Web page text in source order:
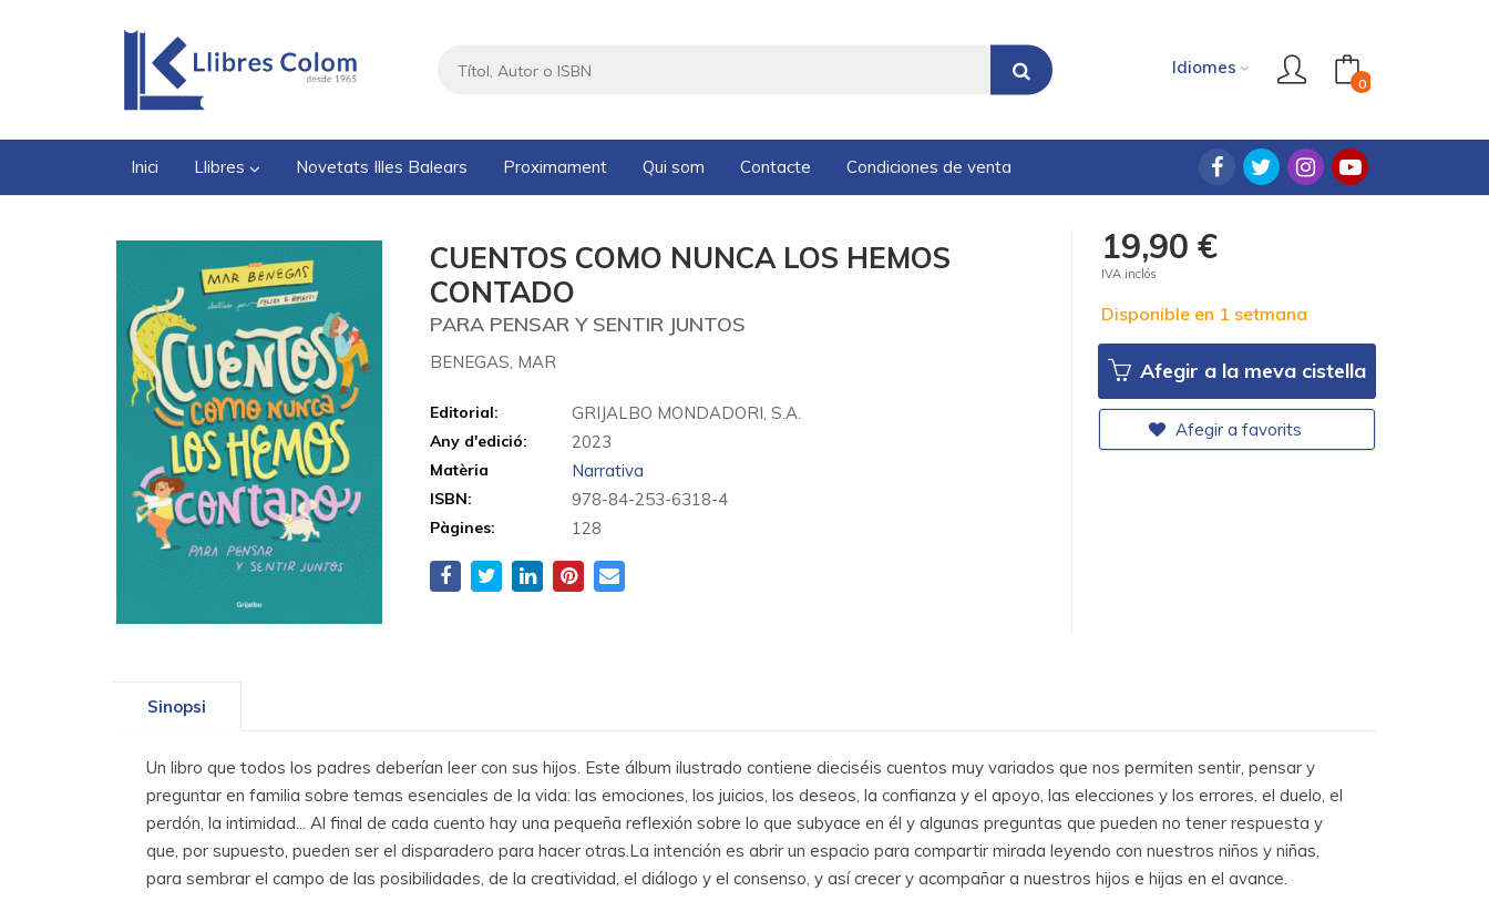
Idiomes
0
Inici Llibres Novetats Illes Balears Proximament Qui som Contacte Condiciones de venta
CUENTOS COMO NUNCA LOS HEMOS
CONTADO
PARA PENSAR Y SENTIR JUNTOS
BENEGAS, MAR
Editorial: GRIJALBO MONDADORI, S.A.
Any d'edició: 2023
Matèria Narrativa
ISBN: 978-84-253-6318-4
Pàgines: 128
19,90 €
IVA inclós
Disponible en 1 setmana
Afegir a la meva cistella
Afegir a favorits
Sinopsi
Un libro que todos los padres deberían leer con sus hijos. Este álbum ilustrado contiene dieciséis cuentos muy variados que nos permiten sentir, pensar y
preguntar en familia sobre temas esenciales de la vida: las emociones, los juicios, los deseos, la confianza y el apoyo, las elecciones y los errores, el duelo, el
perdón, la intimidad... Al final de cada cuento hay una pequeña reflexión sobre lo que subyace en él y algunas preguntas que pueden no tener respuesta y
que, por supuesto, pueden ser el disparadero para hacer otras.La intención es abrir un espacio para compartir mirada leyendo con nuestros niños y niñas,
para sembrar el campo de las posibilidades, de la creatividad, el diálogo y el consenso, y así crecer y acompañar a nuestros hijos e hijas en el avance.